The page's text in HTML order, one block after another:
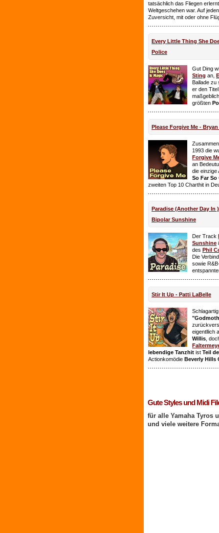
tatsächlich das Fliegen
Weltgeschehen war. Auf
Zuversicht, mit oder ohne
Every Little Thing She
Police
Gut Ding
Sting an,
Ballade zu
er den
größten
Please Forgive Me -
1993 die
Forgive
an
die einzige
So Far So
zweiten Top 10 Charthit in
Paradise (Another Day In
Bipolar Sunshine
Der Track
Sunshine
des Phil
Die
sowie
Stir It Up - Patti LaBelle
eigentllich
Willis ,
lebendige Tanzhit ist Teil
Actionkomödie Beverly Hills
Gute Styles und Midi
für alle Yamaha Tyros
und viele weitere